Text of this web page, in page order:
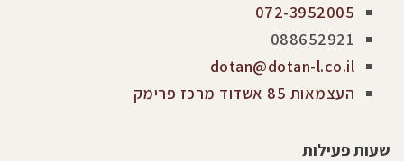
072-3952005
088652921
dotan@dotan-l.co.il
העצמאות 85 אשדוד מרכז פרימק
שעות פעילות